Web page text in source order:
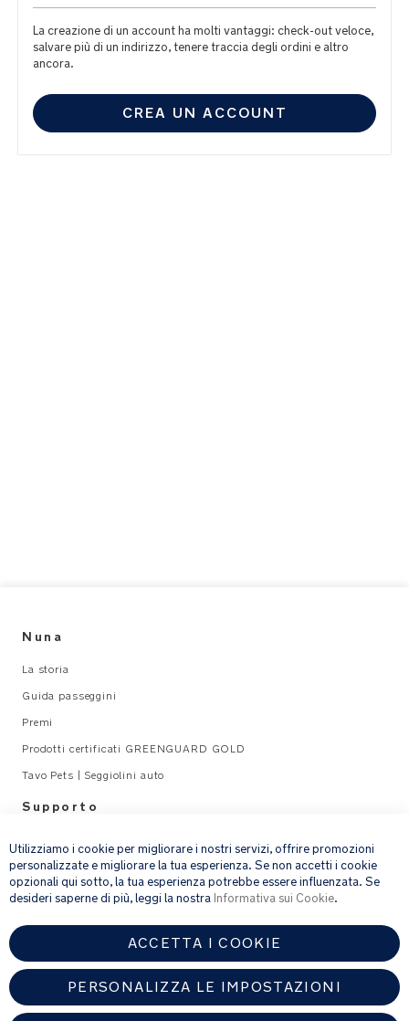
La creazione di un account ha molti vantaggi: check-out veloce,
salvare più di un indirizzo, tenere traccia degli ordini e altro
ancora.
CREA UN ACCOUNT
Nuna
La storia
Guida passeggini
Premi
Prodotti certificati GREENGUARD GOLD
Tavo Pets | Seggiolini auto
Supporto
email address ISCRIVITI
Fornendo l’indirizzo e-mail, acconsenti a ricevere via e-mail la nostra
newsletter e le informazioni su prodotti e offerte che potrebbero
interessarti.
Per ulteriori dettagli sul trattamento dei dati personali, consulta la
nostrainformativa sulla privacy.
Utilizziamo i cookie per migliorare i nostri servizi, offrire promozioni
personalizzate e migliorare la tua esperienza. Se non accetti i cookie
opzionali qui sotto, la tua esperienza potrebbe essere influenzata. Se
desideri saperne di più, leggi la nostra Informativa sui Cookie.
ACCETTA I COOKIE
PERSONALIZZA LE IMPOSTAZIONI